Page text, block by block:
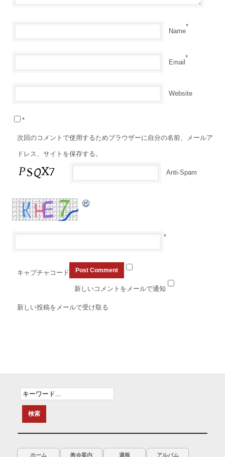
Name
*
Email
*
Website
次回のコメントで使用するためブラウザーに自分の名前、メールア
ドレス、サイトを保存する。
Anti-Spam
*
キャプチャコード
*
新しいコメントをメールで通知
新しい投稿をメールで受け取る
ホーム 教会案内 週報 アルバム